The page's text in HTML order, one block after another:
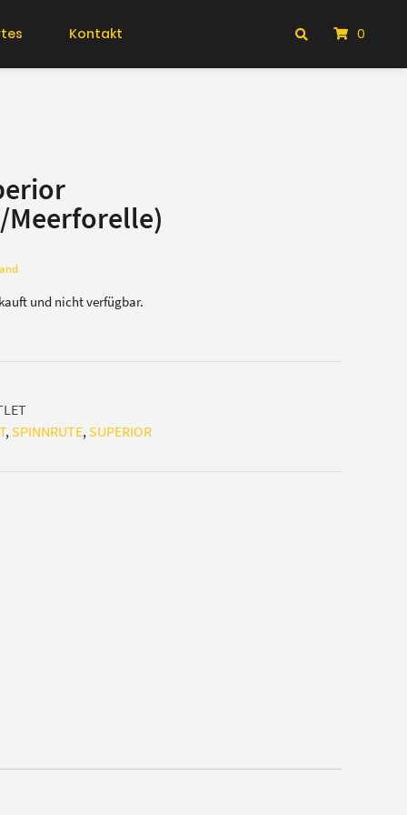
Kontakt 0
und nicht verfügbar.
, SPINNRUTE, SUPERIOR